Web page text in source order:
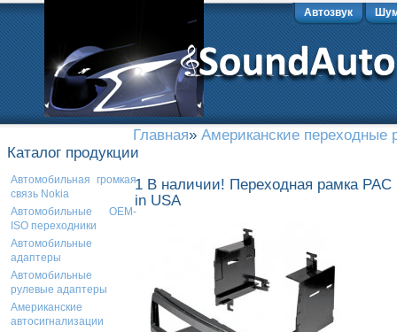
Автозвук
Каталог продукции
Автомобильная громкая
связь Nokia
Автомобильные OEM-
ISO переходники
Автомобильные
адаптеры
Автомобильные
рулевые адаптеры
Американские
автосигнализации
Главная» Американские переходные
1 В наличии! Переходная рамка
in USA